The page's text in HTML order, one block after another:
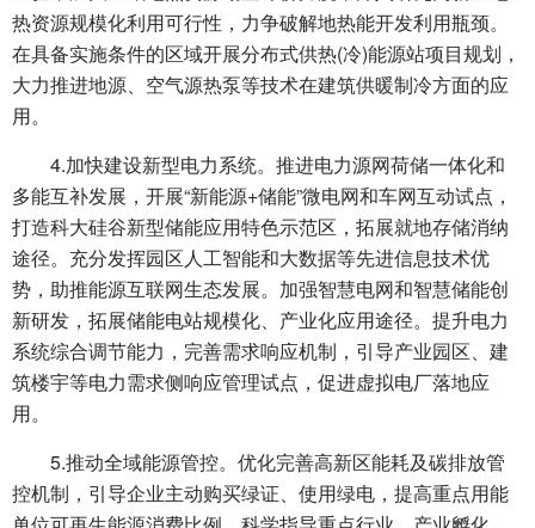
热资源规模化利用可行性，力争破解地热能开发利用瓶颈。
在具备实施条件的区域开展分布式供热(冷)能源站项目规划，
大力推进地源、空气源热泵等技术在建筑供暖制冷方面的应
用。
4.加快建设新型电力系统。推进电力源网荷储一体化和
多能互补发展，开展“新能源+储能”微电网和车网互动试点，
打造科大硅谷新型储能应用特色示范区，拓展就地存储消纳
途径。充分发挥园区人工智能和大数据等先进信息技术优
势，助推能源互联网生态发展。加强智慧电网和智慧储能创
新研发，拓展储能电站规模化、产业化应用途径。提升电力
系统综合调节能力，完善需求响应机制，引导产业园区、建
筑楼宇等电力需求侧响应管理试点，促进虚拟电厂落地应
用。
5.推动全域能源管控。优化完善高新区能耗及碳排放管
控机制，引导企业主动购买绿证、使用绿电，提高重点用能